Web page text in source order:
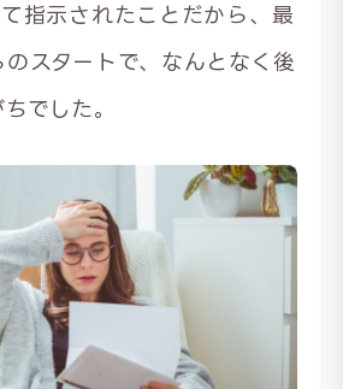
指示されたことだから、最
スタートで、なんとなく後
でした。